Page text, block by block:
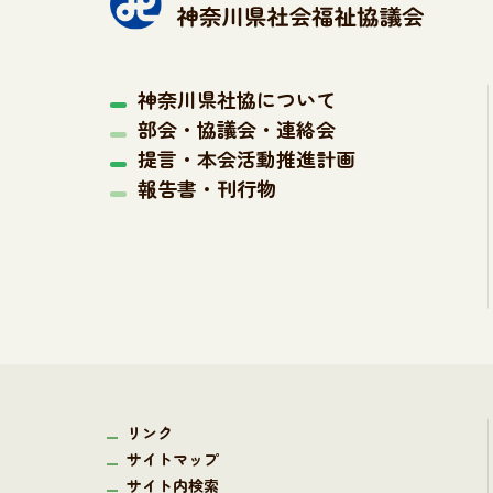
神奈川県社協について
部会・協議会・連絡会
提言・本会活動推進計画
報告書・刊行物
リンク
サイトマップ
サイト内検索